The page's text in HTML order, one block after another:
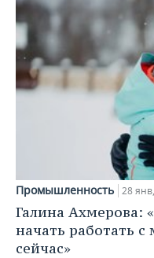
Промышленность 28
Галина Ахмерова:
начать работать
сейчас»